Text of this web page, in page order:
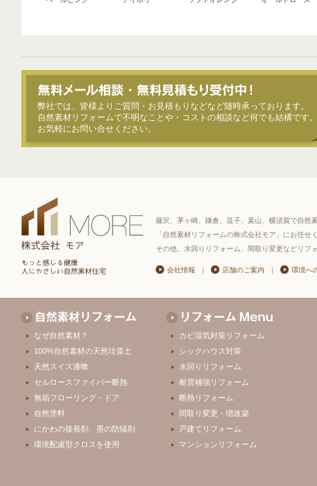
弊社では、皆様よりご質問・お見積もりなどなど随時承っております。
自然素材リフォームで不明なことや・コストの相談など何でも結構です。
お気軽にお問い合せください。
藤沢、茅ヶ崎、鎌倉、逗子、葉山、横須賀で自然
「自然素材リフォームの株式会社モア」にお任せ
その他、水回りリフォーム、間取り変更などリフ
会社情報 | 店舗のご案内 | 環境へ
なぜ自然素材？
100%自然素材の天然珪藻土
天然スイス漆喰
セルロースファイバー断熱
無垢フローリング・ドア
自然塗料
にかわの接着剤、墨の防蟻剤
環境配慮型クロスを使用
カビ湿気対策リフォーム
シックハウス対策
水回りリフォーム
耐震補強リフォーム
断熱リフォーム
間取り変更・増改築
戸建てリフォーム
マンションリフォーム